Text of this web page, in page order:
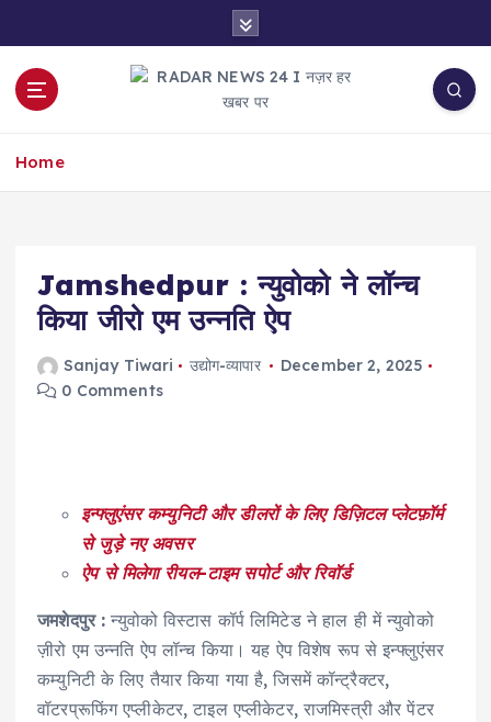
o
Home
Jamshedpur : न्युवोको ने लॉन्च
किया जीरो एम उन्नति ऐप
Sanjay Tiwari उद्योग-व्यापार
December 2, 2025
0 Comments
इन्फ्लुएंसर कम्युनिटी और डीलरों के लिए डिज़िटल प्लेटफ़ॉर्म
से जुड़े नए अवसर
ऐप से मिलेगा रीयल-टाइम सपोर्ट और रिवॉर्ड
जमशेदपुर : न्युवोको विस्टास कॉर्प लिमिटेड ने हाल ही में न्युवोको
ज़ीरो एम उन्नति ऐप लॉन्च किया। यह ऐप विशेष रूप से इन्फ्लुएंसर
कम्युनिटी के लिए तैयार किया गया है, जिसमें कॉन्ट्रैक्टर,
वॉटरप्रूफिंग एप्लीकेटर, टाइल एप्लीकेटर, राजमिस्त्री और पेंटर